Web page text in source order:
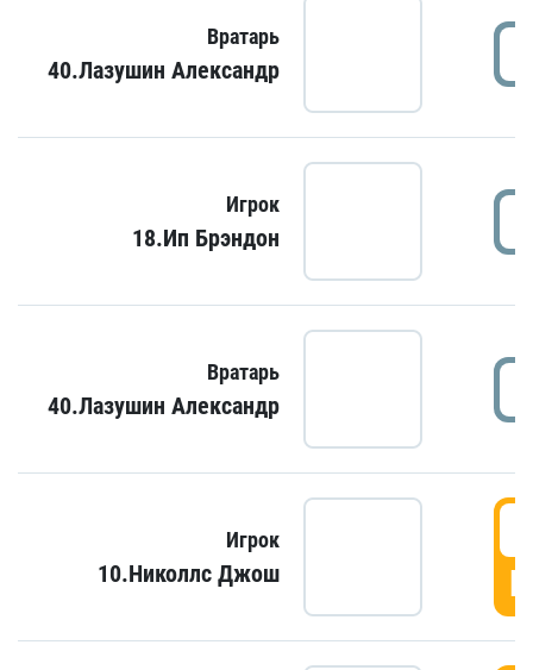
Вратарь
40.Лазушин Александр
Игрок
18.Ип Брэндон
Вратарь
40.Лазушин Александр
Игрок
10.Николлс Джош